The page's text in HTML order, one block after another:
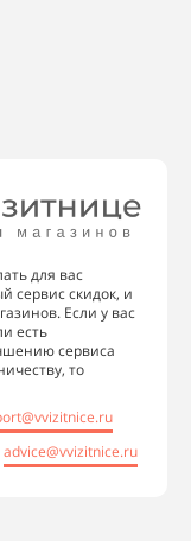
для вас
сервис скидок, и
Если у вас
есть
сервиса
то
advice@vvizitnice.ru